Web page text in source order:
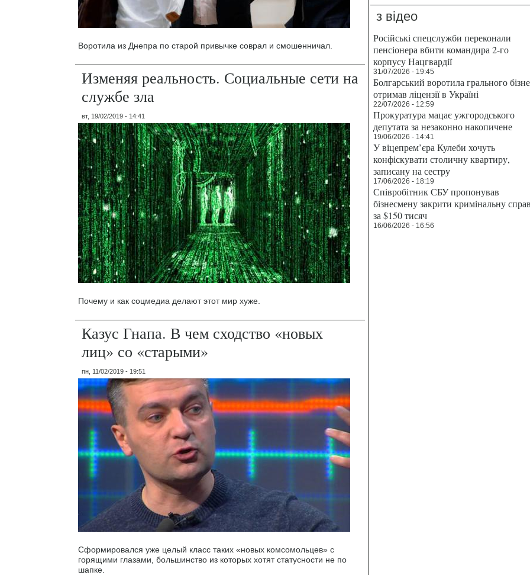
Воротила из Днепра по старой привычке соврал и смошенничал.
Изменяя реальность. Социальные сети на
службе зла
вт, 19/02/2019 - 14:41
Почему и как соцмедиа делают этот мир хуже.
Казус Гнапа. В чем сходство «новых
лиц» со «старыми»
пн, 11/02/2019 - 19:51
Сформировался уже целый класс таких «новых комсомольцев» с
горящими глазами, большинство из которых хотят статусности не по
шапке.
з відео
Російські спецслужби переконали
пенсіонера вбити командира 2-го
корпусу Нацгвардії
31/07/2026 - 19:45
Болгарський воротила грального
отримав ліцензії в Україні
22/07/2026 - 12:59
Прокуратура мацає ужгородського
депутата за незаконно накопичене
19/06/2026 - 14:41
У віцепрем’єра Кулеби хочуть
конфіскувати столичну квартиру,
записану на сестру
17/06/2026 - 18:19
Співробітник СБУ пропонував
бізнесмену закрити кримінальну
за $150 тисяч
16/06/2026 - 16:56